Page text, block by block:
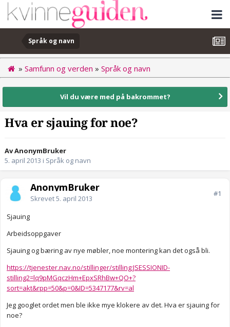
Språk og navn
» Samfunn og verden » Språk og navn
Vil du være med på bakrommet?
Hva er sjauing for noe?
Av AnonymBruker
5. april 2013 i Språk og navn
AnonymBruker
Skrevet5. april 2013
#1
Sjauing
Arbeidsoppgaver
Sjauing og bæring av nye møbler, noe montering kan det også bli.
https://tjenester.nav.no/stillinger/stilling;JSESSIONID-
stilling2=lq9pMGqczHm+EpxSRhBw+QO+?
sort=akt&rpp=50&p=0&ID=5347177&rv=al
Jeg googlet ordet men ble ikke mye klokere av det. Hva er sjauing for
noe?